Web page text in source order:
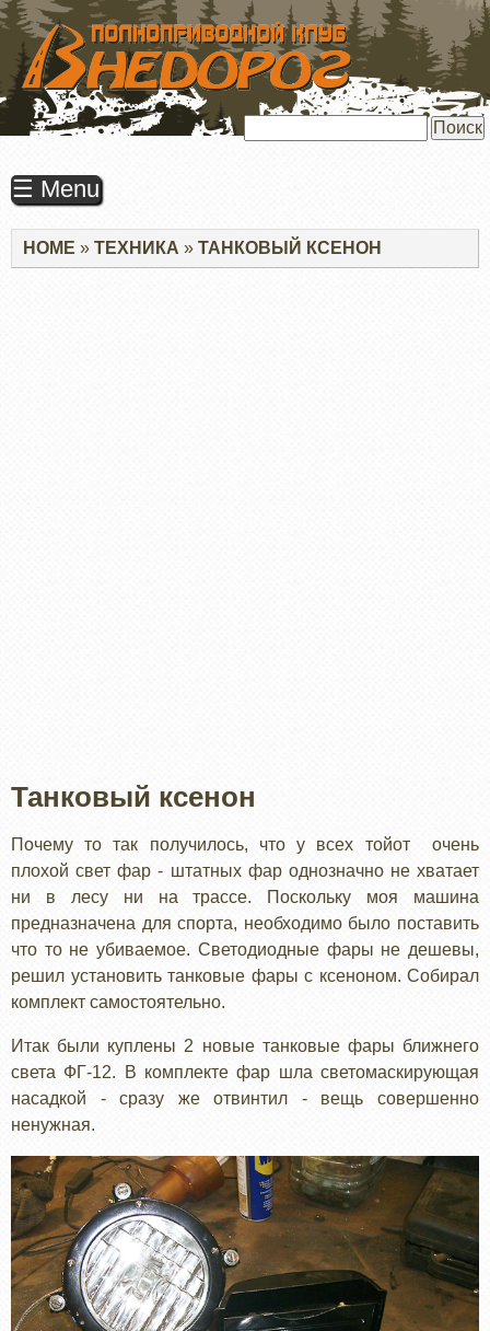
ПЕРЕЙТИ
ОСНОВНОМУ
СОДЕРЖАНИЮ
☰ Menu
Строка
навигации
HOME ТЕХНИКА ТАНКОВЫЙ КСЕНОН
Танковый ксенон
Почему то так получилось, что у всех тойот очень
плохой свет фар - штатных фар однозначно не хватает
ни в лесу ни на трассе. Поскольку моя машина
предназначена для спорта, необходимо было поставить
что то не убиваемое. Светодиодные фары не дешевы,
решил установить танковые фары с ксеноном. Собирал
комплект самостоятельно.
Итак были куплены 2 новые танковые фары ближнего
света ФГ-12. В комплекте фар шла светомаскирующая
насадкой - сразу же отвинтил - вещь совершенно
ненужная.